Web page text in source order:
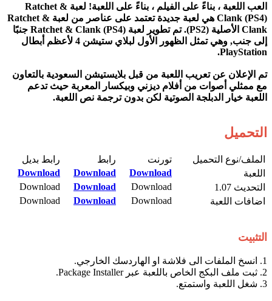
العب اللعبة ، بناءً على الفيلم ، بناءً على اللعبة! لعبة Ratchet &
Clank (PS4) هي لعبة جديدة تعتمد على عناصر من لعبة Ratchet &
Clank الأصلية (PS2). تم تطوير لعبة Ratchet & Clank (PS4) جنبًا
إلى جنب, وهي تمثل الظهور الأول لبلاي ستيشن 4 لأعظم أبطال
PlayStation.
تم الإعلان عن تعريب اللعبة من قبل بلايستيشن السعودية بالتعاون
مع ممثلي أصوات من أفلام ديزني وبيكسار المعربة حيث تدعم
اللعبة خيار الدبلجة الصوتية لكن بدون ترجمة نص اللعبة.
التحميل
الملف/نوع التحميل​ تورنت​ رابط​
رابط بديل​
اللعبة​
Download
Download
Download
التحديث 1.07
Download
Download
Download
اضافات اللعبة
Download
Download
Download
التثبيت
1. انسخ الملفات الى فلاشة او الهاردسك الخارجي.
2. ثبت ملف البكج الخاص باللعبة عبر Package Installer.
3. شغل اللعبة واستمتع.